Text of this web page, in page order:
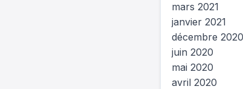
mars 2021
janvier 2021
décembre 2020
juin 2020
mai 2020
avril 2020